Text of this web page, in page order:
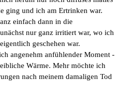
ging und ich am Ertrinken war.
einfach dann in die
nur ganz irritiert war, wo ich
geschehen war.
angenehm anfühlender Moment -
Wärme. Mehr möchte ich
nach meinem damaligen Tod